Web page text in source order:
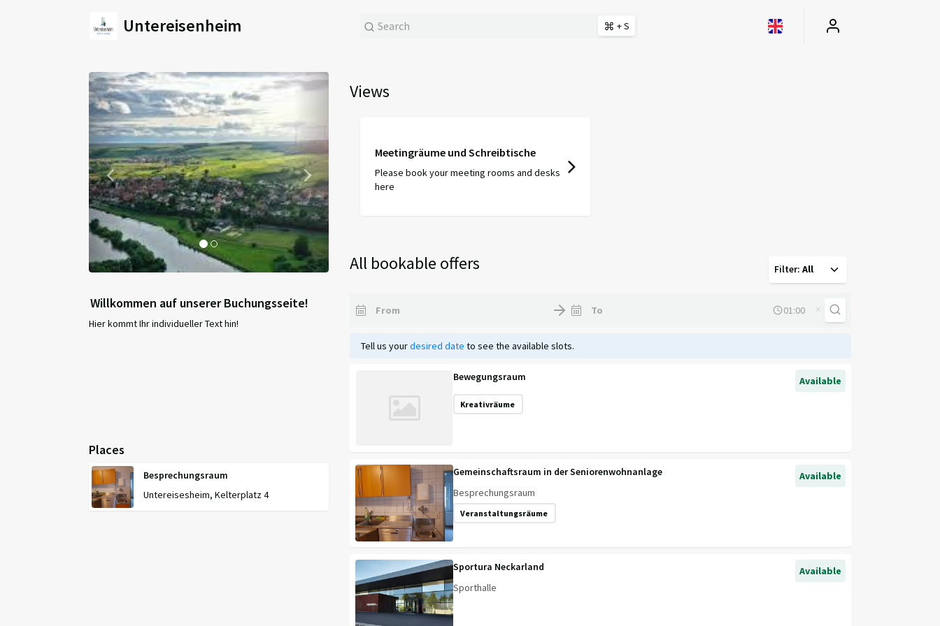
Untereisenheim + S
Previous Next
Willkommen auf unserer Buchungsseite!
Hier kommt Ihr individueller Text hin!
Places
Besprechungsraum
Untereisesheim, Kelterplatz 4
Views
Meetingräume und Schreibtische
Please book your meeting rooms and desks
here
All bookable offers Filter: All
×
Tell us yourdesired date to see the available slots.
Bewegungsraum
Kreativräume
Available
Gemeinschaftsraum in der Seniorenwohnanlage
Besprechungsraum
Veranstaltungsräume
Available
Sportura Neckarland
Sporthalle
Available